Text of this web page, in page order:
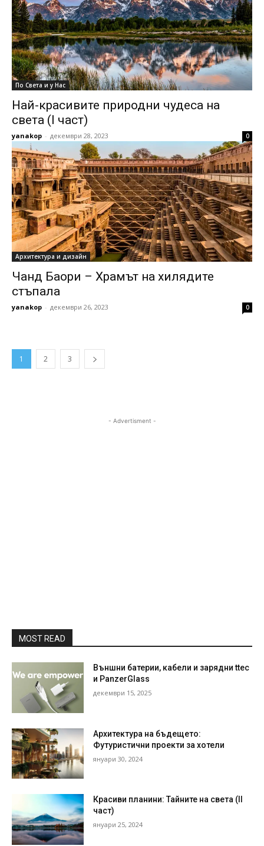
По Света и у Нас
Най-красивите природни чудеса на
света (I част)
yanakop - декември 28, 2023 0
Архитектура и дизайн
Чанд Баори – Храмът на хилядите
стъпала
yanakop - декември 26, 2023 0
1 2 3
- Advertisment -
MOST READ
Външни батерии, кабели и зарядни ttec
и PanzerGlass
декември 15, 2025
Архитектура на бъдещето:
Футуристични проекти за хотели
януари 30, 2024
Красиви планини: Тайните на света (II
част)
януари 25, 2024